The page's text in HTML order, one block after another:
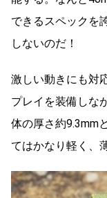
できるスペックを
しないのだ！
激しい動きにも対
プレイを装備しな
体の厚さ約9.3mm
てはかなり軽く、